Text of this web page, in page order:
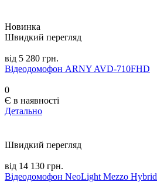
Новинка
Швидкий перегляд
від 5 280 грн.
Відеодомофон ARNY AVD-710FHD
0
Є в наявності
Детально
Швидкий перегляд
від 14 130 грн.
Відеодомофон NeoLight Mezzo Hybrid